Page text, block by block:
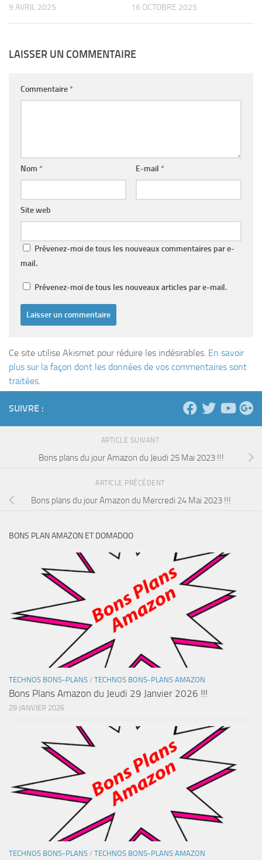
9 AVRIL 2025 16 OCTOBRE 2025
LAISSER UN COMMENTAIRE
Commentaire*
Nom * E-mail *
Site web
Prévenez-moi de tous les nouveaux commentaires par e-
mail.
Prévenez-moi de tous les nouveaux articles par e-mail.
Ce site utilise Akismet pour réduire les indésirables. En savoir
plus sur la façon dont les données de vos commentaires sont
traitées.
SUIVRE :
ARTICLE SUIVANT
Bons plans du jour Amazon du Jeudi 25 Mai 2023 !!!
ARTICLE PRÉCÉDENT
Bons plans du jour Amazon du Mercredi 24 Mai 2023 !!!
BONS PLAN AMAZON ET DOMADOO
TECHNOS BONS-PLANS / TECHNOS BONS-PLANS AMAZON
Bons Plans Amazon du Jeudi 29 Janvier 2026 !!!
29 JANVIER 2026
TECHNOS BONS-PLANS / TECHNOS BONS-PLANS AMAZON